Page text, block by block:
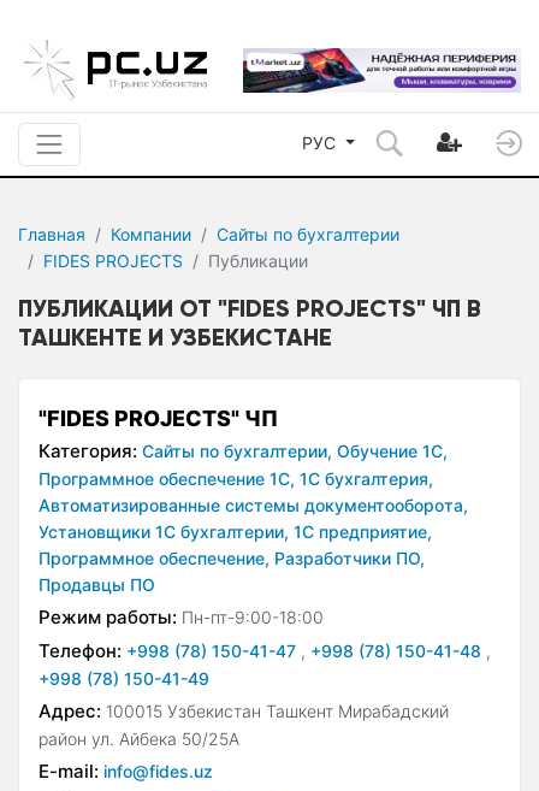
РУС
Главная Компании
Сайты по бухгалтерии
FIDES PROJECTS
Публикации
ПУБЛИКАЦИИ ОТ "FIDES PROJECTS" ЧП В
ТАШКЕНТЕ И УЗБЕКИСТАНЕ
"FIDES PROJECTS" ЧП
Категория: Сайты по бухгалтерии, Обучение 1С,
Программное обеспечение 1С, 1С бухгалтерия,
Автоматизированные системы документооборота,
Установщики 1С бухгалтерии, 1С предприятие,
Программное обеспечение, Разработчики ПО,
Продавцы ПО
Режим работы: Пн-пт-9:00-18:00
Телефон: +998 (78) 150-41-47 , +998 (78) 150-41-48 ,
+998 (78) 150-41-49
Адрес: 100015 Узбекистан Ташкент Мирабадский
район ул. Айбека 50/25А
E-mail: info@fides.uz